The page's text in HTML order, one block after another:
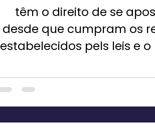
têm o direito de se
desde que cumpram os
estabelecidos pels leis e